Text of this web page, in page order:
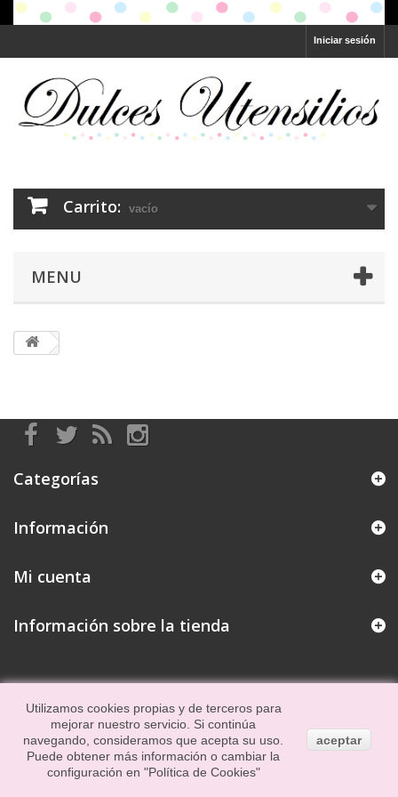
Iniciar sesión
Carrito: vacío
MENU
Categorías
Información
Mi cuenta
Información sobre la tienda
Utilizamos cookies propias y de terceros para
mejorar nuestro servicio. Si continúa
navegando, consideramos que acepta su uso.
Puede obtener más información o cambiar la
configuración en "Política de Cookies"
aceptar